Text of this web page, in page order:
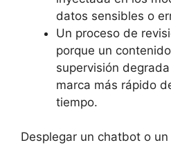
datos sensibles o
Un proceso de
porque un
supervisión
marca más rápido
tiempo.
Desplegar un chatbot o